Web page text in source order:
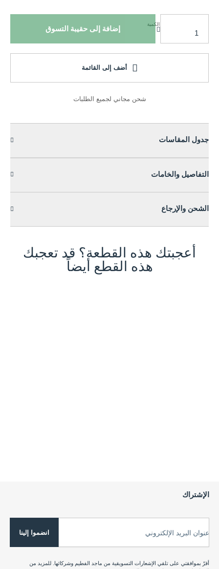
الكمية
إضافة إلى حقيبة التسوق
أضف إلى القائمة
شحن مجاني لجميع الطلبات
جدول المقاسات
التفاصيل والخامات
الشحن والإرجاع
أعجبتك هذه القطعة؟ قد تعجبك
هذه القطع أيضاً
الإشتراك
عنوان البريد الإلكتروني انضموا إلينا
أقرّ بموافقتي على تلقي الإشعارات التسويقية من ماجد الفطيم وشركائها. للمزيد من